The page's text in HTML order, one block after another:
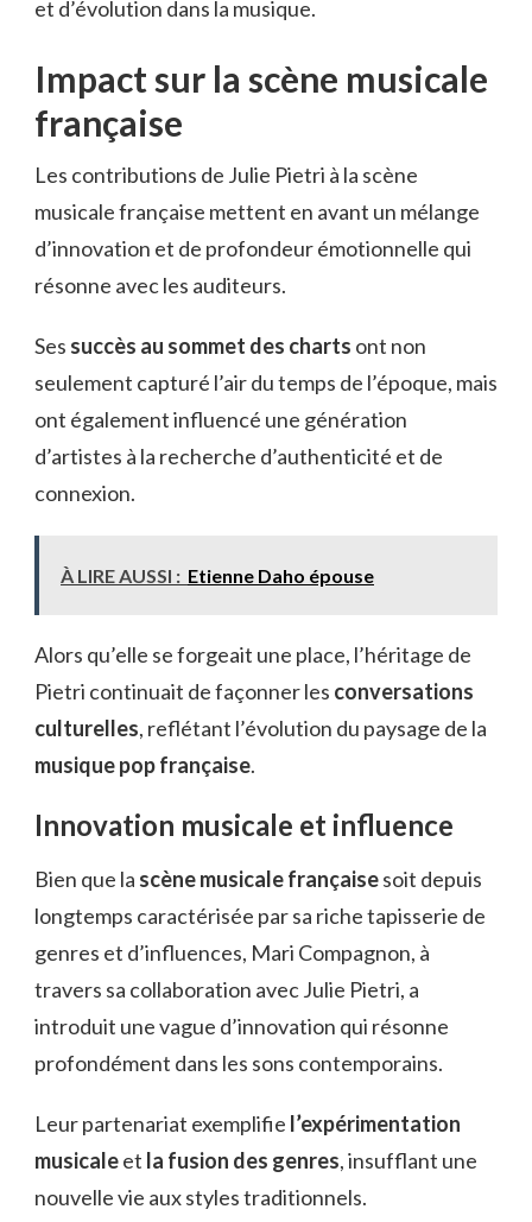
et d’évolution dans la musique.
Impact sur la scène musicale
française
Les contributions de Julie Pietri à la scène
musicale française mettent en avant un mélange
d’innovation et de profondeur émotionnelle qui
résonne avec les auditeurs.
Ses succès au sommet des charts ont non
seulement capturé l’air du temps de l’époque, mais
ont également influencé une génération
d’artistes à la recherche d’authenticité et de
connexion.
À LIRE AUSSI : Etienne Daho épouse
Alors qu’elle se forgeait une place, l’héritage de
Pietri continuait de façonner les conversations
culturelles, reflétant l’évolution du paysage de la
musique pop française.
Innovation musicale et influence
Bien que la scène musicale françaisesoit depuis
longtemps caractérisée par sa riche tapisserie de
genres et d’influences, Mari Compagnon, à
travers sa collaboration avec Julie Pietri, a
introduit une vague d’innovation qui résonne
profondément dans les sons contemporains.
Leur partenariat exemplifie l’expérimentation
musicaleet la fusion des genres, insufflant une
nouvelle vie aux styles traditionnels.